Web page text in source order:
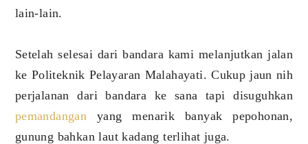
lain-lain.
Setelah selesai dari bandara kami melanjutkan jalan
ke Politeknik Pelayaran Malahayati. Cukup jaun nih
perjalanan dari bandara ke sana tapi disuguhkan
pemandangan yang menarik banyak pepohonan,
gunung bahkan laut kadang terlihat juga.